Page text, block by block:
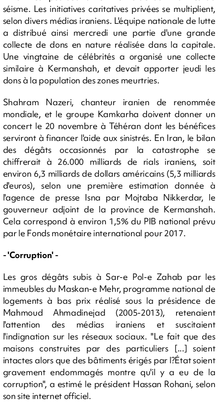
séisme. Les initiatives caritatives privées se multiplient,
selon divers médias iraniens. L'équipe nationale de lutte
a distribué ainsi mercredi une partie d'une grande
collecte de dons en nature réalisée dans la capitale.
Une vingtaine de célébrités a organisé une collecte
similaire à Kermanshah, et devait apporter jeudi les
dons à la population des zones meurtries.
Shahram Nazeri, chanteur iranien de renommée
mondiale, et le groupe Kamkarha doivent donner un
concert le 20 novembre à Téhéran dont les bénéfices
serviront à financer l'aide aux sinistrés. En Iran, le bilan
des dégâts occasionnés par la catastrophe se
chiffrerait à 26.000 milliards de rials iraniens, soit
environ 6,3 milliards de dollars américains (5,3 milliards
d'euros), selon une première estimation donnée à
l'agence de presse Isna par Mojtaba Nikkerdar, le
gouverneur adjoint de la province de Kermanshah.
Cela correspond à environ 1,5% du PIB national prévu
par le Fonds monétaire international pour 2017.
- 'Corruption' -
Les gros dégâts subis à Sar-e Pol-e Zahab par les
immeubles du Maskan-e Mehr, programme national de
logements à bas prix réalisé sous la présidence de
Mahmoud Ahmadinejad (2005-2013), retenaient
l'attention des médias iraniens et suscitaient
l'indignation sur les réseaux sociaux. "Le fait que des
maisons construites par des particuliers [...] soient
intactes alors que des bâtiments érigés par l?État soient
gravement endommagés montre qu'il y a eu de la
corruption", a estimé le président Hassan Rohani, selon
son site internet officiel.